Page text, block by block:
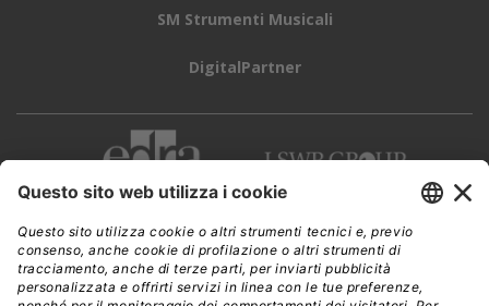
SM Strumenti Musicali
DigitalPartner
CWI è una testata giornalistica diEdra Edizioni s.r.l.
Direzione, amministrazione, redazione, pubblicità
Viale Enrico Forlanini 21 - 20134 Milano